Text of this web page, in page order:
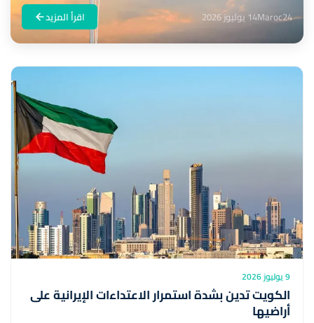
Maroc2414 يوليوز 2026 اقرأ المزيد
9 يوليوز 2026
الكويت تدين بشدة استمرار الاعتداءات الإيرانية على
أراضيها